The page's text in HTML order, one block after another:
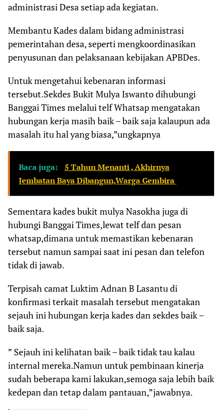
administrasi Desa setiap ada kegiatan.
Membantu Kades dalam bidang administrasi
pemerintahan desa, seperti mengkoordinasikan
penyusunan dan pelaksanaan kebijakan APBDes.
Untuk mengetahui kebenaran informasi
tersebut.Sekdes Bukit Mulya Iswanto dihubungi
Banggai Times melalui telf Whatsap mengatakan
hubungan kerja masih baik – baik saja kalaupun ada
masalah itu hal yang biasa,”ungkapnya
Baca juga:
5 Tahun Menanti , Akhirnya
Jembatan Baya Dibangun,Warga Gembira
Sementara kades bukit mulya Nasokha juga di
hubungi Banggai Times,lewat telf dan pesan
whatsap,dimana untuk memastikan kebenaran
tersebut namun sampai saat ini pesan dan telefon
tidak di jawab.
Terpisah camat Luktim Adnan B Lasantu di
konfirmasi terkait masalah tersebut mengatakan
sejauh ini hubungan kerja kades dan sekdes baik –
baik saja.
” Sejauh ini kelihatan baik – baik tidak tau kalau
internal mereka.Namun untuk pembinaan kinerja
sudah beberapa kami lakukan,semoga saja lebih baik
kedepan dan tetap dalam pantauan,”jawabnya.